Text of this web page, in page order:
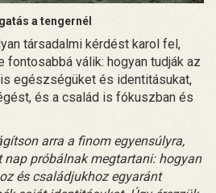
a tengernél
társadalmi kérdést karol fel,
fontosabbá válik: hogyan tudják az
egészségüket és identitásukat,
és a család is fókuszban és
arra a finom egyensúlyra,
próbálnak megtartani: hogyan
és családjukhoz egyaránt